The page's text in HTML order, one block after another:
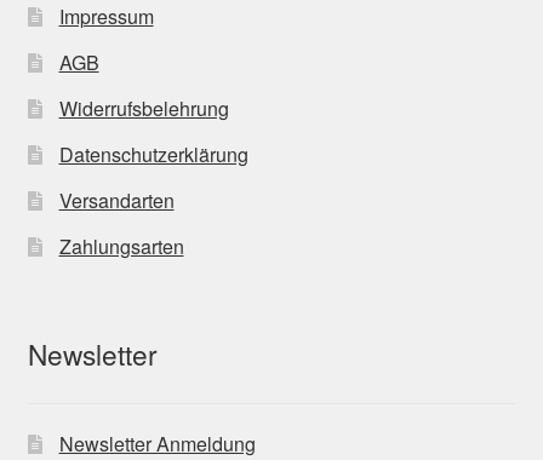
Impressum
AGB
Widerrufsbelehrung
Datenschutzerklärung
Versandarten
Zahlungsarten
Newsletter
Newsletter Anmeldung